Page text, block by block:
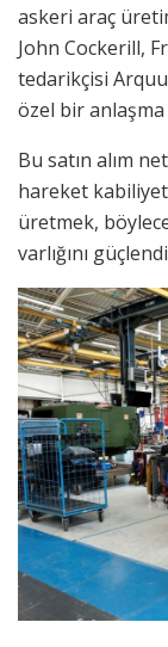
askeri araç
John Cockerill,
tedarikçisi
özel bir anlaşma
Bu satın alım
hareket
üretmek,
varlığını